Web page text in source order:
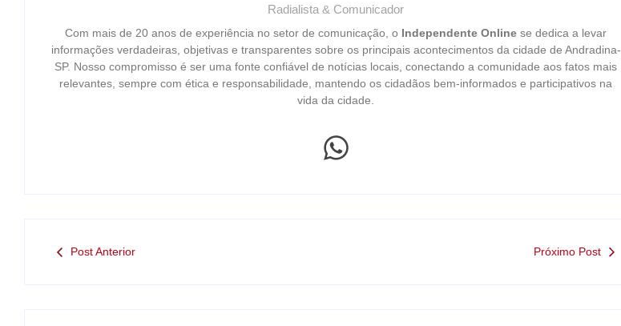
Radialista & Comunicador
Com mais de 20 anos de experiência no setor de comunicação, o Independente Online se dedica a levar
informações verdadeiras, objetivas e transparentes sobre os principais acontecimentos da cidade de Andradina-
SP. Nosso compromisso é ser uma fonte confiável de notícias locais, conectando a comunidade aos fatos mais
relevantes, sempre com ética e responsabilidade, mantendo os cidadãos bem-informados e participativos na
vida da cidade.
Post Anterior Próximo Post